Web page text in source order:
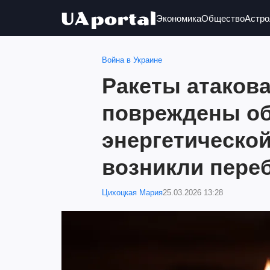
ЭкономикаОбщество
Война в Украине
Ракеты
повреждены
возникли
Цихоцкая Мария25.03.2026 13:28